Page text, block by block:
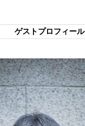
ゲストプロフィール